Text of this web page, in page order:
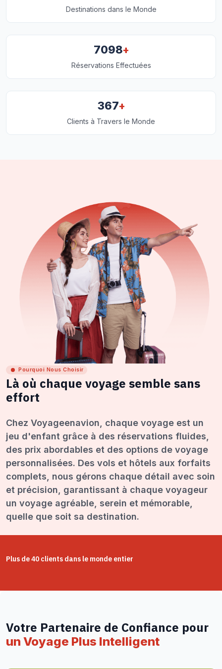
Destinations dans le Monde
7098+
Réservations Effectuées
367+
Clients à Travers le Monde
Pourquoi Nous Choisir
Là où chaque voyage semble sans
effort
Chez Voyageenavion, chaque voyage est un
jeu d'enfant grâce à des réservations fluides,
des prix abordables et des options de voyage
personnalisées. Des vols et hôtels aux forfaits
complets, nous gérons chaque détail avec soin
et précision, garantissant à chaque voyageur
un voyage agréable, serein et mémorable,
quelle que soit sa destination.
Plus de 40 clients dans le monde entier
Votre Partenaire de Confiance pour
un Voyage Plus Intelligent